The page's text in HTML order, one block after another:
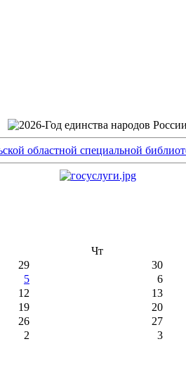
Чт
29 30
5 6
12 13
19 20
26 27
2 3